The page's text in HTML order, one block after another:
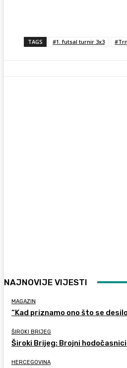
TAGS #1. futsal turnir 3x3 #Trn
NAJNOVIJE VIJESTI
MAGAZIN
“Kad priznamo ono što se
ŠIROKI BRIJEG
Široki Brijeg: Brojni
HERCEGOVINA